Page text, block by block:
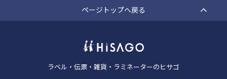
ページトップへ戻る
ラベル・伝票・雑貨・ラミネーターのヒサゴ